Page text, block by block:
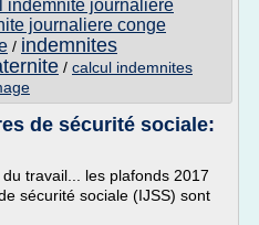
indemnite journaliere
journaliere conge
/ indemnites
/ calcul indemnites
de sécurité sociale:
travail... les plafonds 2017
sécurité sociale (IJSS) sont